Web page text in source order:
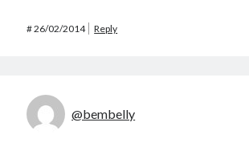
#26/02/2014 Reply
@bembelly